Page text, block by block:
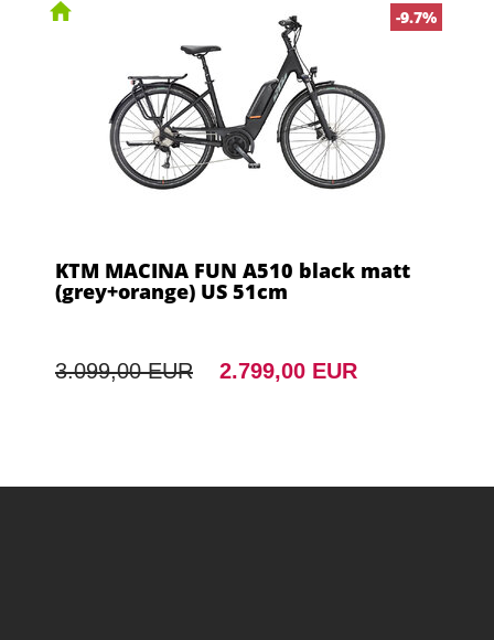
-9.7%
KTM MACINA FUN A510 black matt
(grey+orange) US 51cm
3.099,00 EUR 2.799,00 EUR